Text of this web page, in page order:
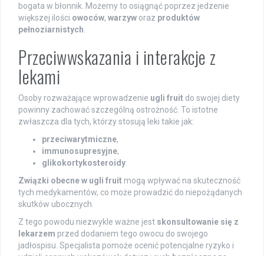
bogata w błonnik. Możemy to osiągnąć poprzez jedzenie
większej ilości owoców, warzyw oraz produktów
pełnoziarnistych.
Przeciwwskazania i interakcje z
lekami
Osoby rozważające wprowadzenie ugli fruit do swojej diety
powinny zachować szczególną ostrożność. To istotne
zwłaszcza dla tych, którzy stosują leki takie jak:
przeciwarytmiczne,
immunosupresyjne,
glikokortykosteroidy.
Związki obecne w ugli fruit mogą wpływać na skuteczność
tych medykamentów, co może prowadzić do niepożądanych
skutków ubocznych.
Z tego powodu niezwykle ważne jest skonsultowanie się z
lekarzem przed dodaniem tego owocu do swojego
jadłospisu. Specjalista pomoże ocenić potencjalne ryzyko i